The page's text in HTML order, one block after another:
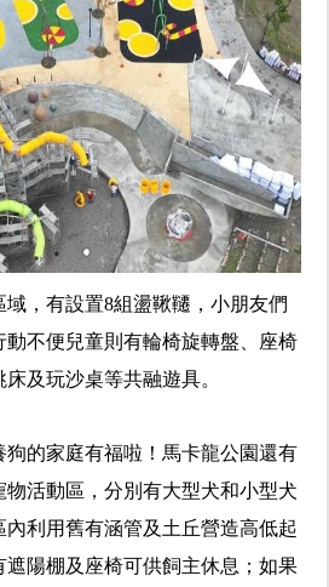
，有設置8組盪鞦韆，小朋友們
不便兒童則有輪椅旋轉盤、座椅
及玩沙桌等共融遊具。
的家庭有福啦！馬卡龍公園還有
活動區，分別有大型犬和小型犬
內利用舊有涵管及土丘營造高低起
陽棚及座椅可供飼主休息；如果